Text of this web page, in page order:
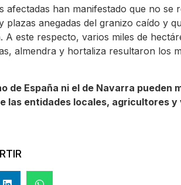
afectadas han manifestado que no se
anegadas del granizo caído y
este respecto, varios miles de
almendra y hortaliza resultaron los
de España ni el de Navarra pueden
las entidades locales, agricultores y